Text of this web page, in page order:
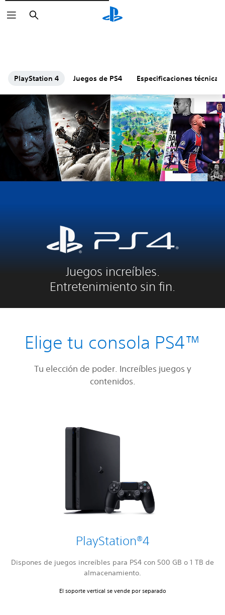
Buscar
PlayStation 4 Juegos de PS4 Especificaciones técnicas
Juegos increíbles.
Entretenimiento sin fin.
Elige tu consola PS4™
Tu elección de poder. Increíbles juegos y
contenidos.
PlayStation®4
Dispones de juegos increíbles para PS4 con 500 GB o 1 TB de
almacenamiento.
El soporte vertical se vende por separado